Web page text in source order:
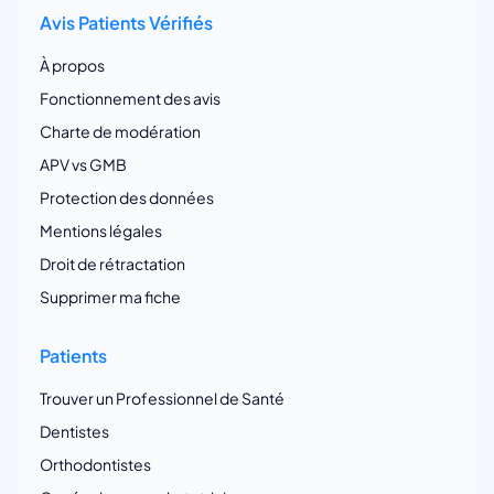
Avis Patients Vérifiés
À propos
Fonctionnement des avis
Charte de modération
APV vs GMB
Protection des données
Mentions légales
Droit de rétractation
Supprimer ma fiche
Patients
Trouver un Professionnel de Santé
Dentistes
Orthodontistes